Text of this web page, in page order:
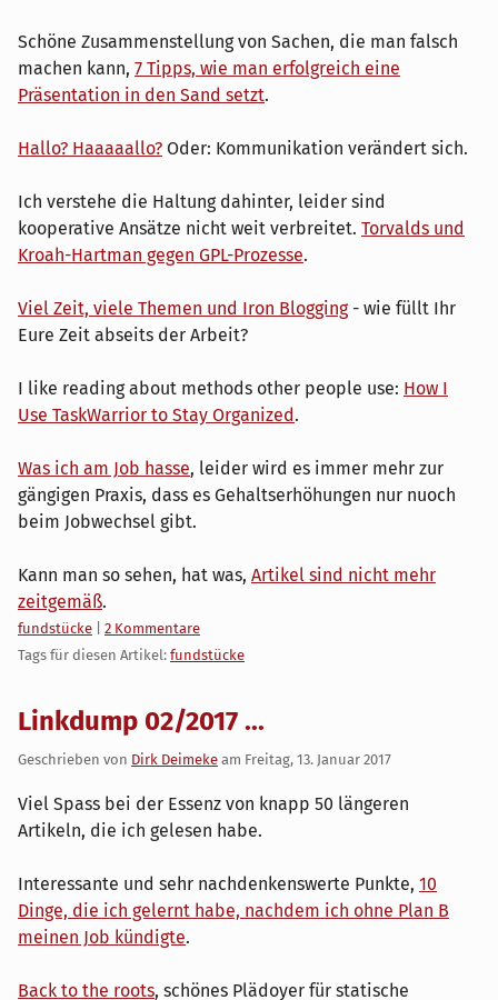
Schöne Zusammenstellung von Sachen, die man falsch
machen kann, 7 Tipps, wie man erfolgreich eine
Präsentation in den Sand setzt.
Hallo? Haaaaallo? Oder: Kommunikation verändert sich.
Ich verstehe die Haltung dahinter, leider sind
kooperative Ansätze nicht weit verbreitet. Torvalds und
Kroah-Hartman gegen GPL-Prozesse.
Viel Zeit, viele Themen und Iron Blogging- wie füllt Ihr
Eure Zeit abseits der Arbeit?
I like reading about methods other people use: How I
Use TaskWarrior to Stay Organized.
Was ich am Job hasse, leider wird es immer mehr zur
gängigen Praxis, dass es Gehaltserhöhungen nur nuoch
beim Jobwechsel gibt.
Kann man so sehen, hat was, Artikel sind nicht mehr
zeitgemäß.
Kategorien:
fundstücke
2 Kommentare
Tags für diesen Artikel: fundstücke
Linkdump 02/2017 ...
Geschrieben von Dirk Deimeke am Freitag, 13. Januar 2017
Viel Spass bei der Essenz von knapp 50 längeren
Artikeln, die ich gelesen habe.
Interessante und sehr nachdenkenswerte Punkte, 10
Dinge, die ich gelernt habe, nachdem ich ohne Plan B
meinen Job kündigte.
Back to the roots, schönes Plädoyer für statische